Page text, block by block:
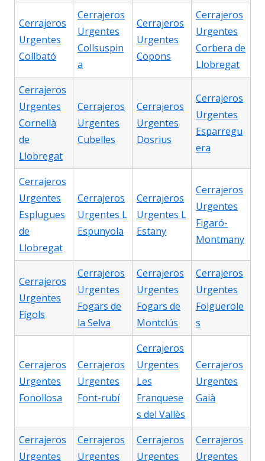
Cerrajeros
Urgentes
Collbató
Cerrajeros
Urgentes
Collsuspin
a
Cerrajeros
Urgentes
Copons
Cerrajeros
Urgentes
Corbera de
Llobregat
Cerrajeros
Urgentes
Cornellà
de
Llobregat
Cerrajeros
Urgentes
Cubelles
Cerrajeros
Urgentes
Dosrius
Cerrajeros
Urgentes
Esparregu
era
Cerrajeros
Urgentes
Esplugues
de
Llobregat
Cerrajeros
Urgentes L
Espunyola
Cerrajeros
Urgentes L
Estany
Cerrajeros
Urgentes
Figaró-
Montmany
Cerrajeros
Urgentes
Fígols
Cerrajeros
Urgentes
Fogars de
la Selva
Cerrajeros
Urgentes
Fogars de
Montclús
Cerrajeros
Urgentes
Folguerole
s
Cerrajeros
Urgentes
Fonollosa
Cerrajeros
Urgentes
Font-rubí
Cerrajeros
Urgentes
Les
Franquese
s del Vallès
Cerrajeros
Urgentes
Gaià
Cerrajeros
Urgentes
Cerrajeros
Urgentes
Cerrajeros
Urgentes
Cerrajeros
Urgentes